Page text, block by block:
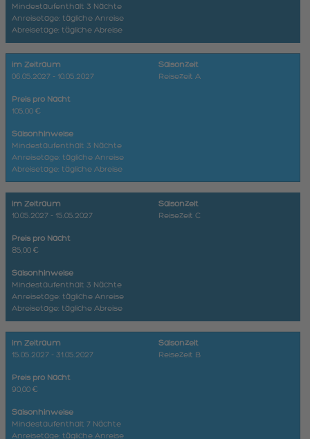
Mindestaufenthalt 3 Nächte
Anreisetage: tägliche Anreise
Abreisetage: tägliche Abreise
im Zeitraum
06.05.2027 - 10.05.2027
Saisonzeit
Reisezeit A
Preis pro Nacht
105,00 €
Saisonhinweise
Mindestaufenthalt 3 Nächte
Anreisetage: tägliche Anreise
Abreisetage: tägliche Abreise
im Zeitraum
10.05.2027 - 15.05.2027
Saisonzeit
Reisezeit C
Preis pro Nacht
85,00 €
Saisonhinweise
Mindestaufenthalt 3 Nächte
Anreisetage: tägliche Anreise
Abreisetage: tägliche Abreise
im Zeitraum
15.05.2027 - 31.05.2027
Saisonzeit
Reisezeit B
Preis pro Nacht
90,00 €
Saisonhinweise
Mindestaufenthalt 7 Nächte
Anreisetage: tägliche Anreise